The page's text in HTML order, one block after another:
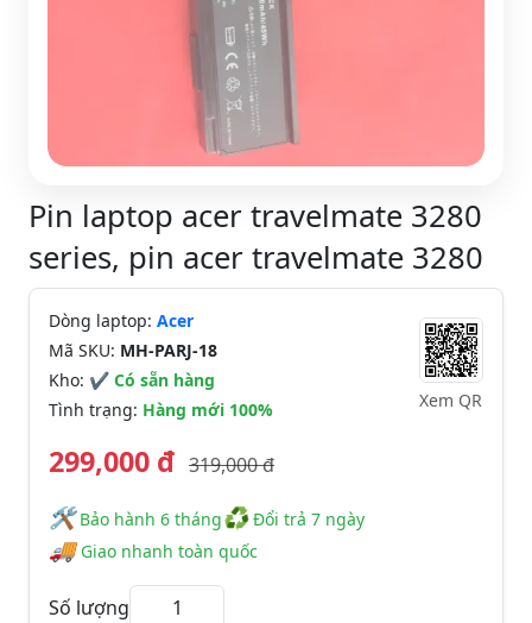
Pin laptop acer travelmate 3280
series, pin acer travelmate 3280
Dòng laptop: Acer
Mã SKU: MH-PARJ-18
Kho: ✔ Có sẵn hàng
Tình trạng: Hàng mới 100% Xem QR
299,000 đ 319,000 đ
🛠️️ Bảo hành 6 tháng♻Đổi trả 7 ngày
🚚Giao nhanh toàn quốc
Số lượng